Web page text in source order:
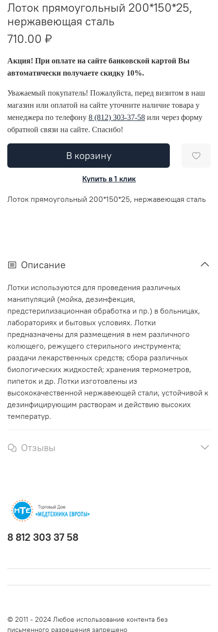
Лоток прямоугольный 200*150*25,
нержавеющая сталь
710.00 ₽
Акция! При оплате на сайте банковской картой Вы
автоматически получаете скидку 10%.
Уважаемый покупатель! Пожалуйста, перед визитом в наш
магазин или оплатой на сайте уточните наличие товара у
менеджера по телефону 8 (812) 303-37-58 или через форму
обратной связи на сайте. Спасибо!
В корзину
Купить в 1 клик
Лоток прямоугольный 200*150*25, нержавеющая сталь
Описание
Лотки используются для проведения различных
манипуляций (мойка, дезинфекция,
предстерилизационная обработка и пр.) в больницах,
лабораториях и бытовых условиях. Лотки
предназначены для размещения в нем различного
колющего, режущего стерильного инструмента;
раздачи лекарственных средств; сбора различных
биологических жидкостей; хранения термометров,
пипеток и др. Лотки изготовлены из
высококачественной нержавеющей стали, устойчивой к
дезинфицирующим растворам и действию высоких
температур.
Отзывы
8 812 303 37 58
© 2011 - 2024 Любое использование контента без
письменного разрешения запрещено